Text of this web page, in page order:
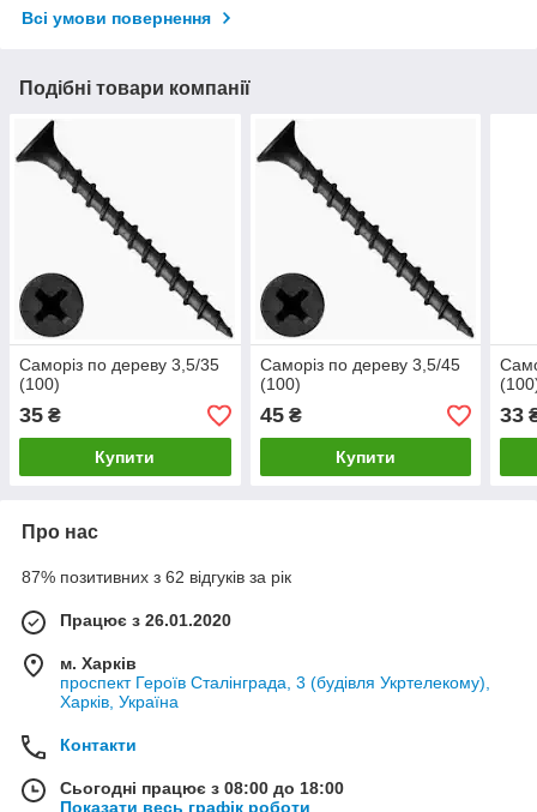
Всі умови повернення
Подібні товари компанії
Саморіз по дереву 3,5/35
(100)
35 ₴
Купити
Саморіз по дереву 3,5/45
(100)
45₴
Купити
33
Про нас
87% позитивних з 62 відгуків за рік
Працює з 26.01.2020
м. Харків
проспект Героїв Сталінграда, 3 (будівля Укртелекому),
Харків, Україна
Контакти
Сьогодні працює з 08:00 до 18:00
Показати весь графік роботи